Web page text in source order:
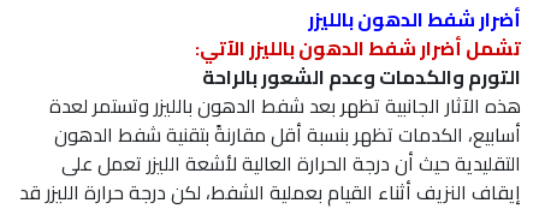
أضرار شفط الدهون بالليزر
تشمل أضرار شفط الدهون بالليزر الآتي:
التورم والكدمات وعدم الشعور بالراحة
هذه الآثار الجانبية تظهر بعد شفط الدهون بالليزر وتستمر لعدة
أسابيع، الكدمات تظهر بنسبة أقل مقارنةً بتقنية شفط الدهون
التقليدية حيث أن درجة الحرارة العالية لأشعة الليزر تعمل على
إيقاف النزيف أثناء القيام بعملية الشفط، لكن درجة حرارة الليزر قد